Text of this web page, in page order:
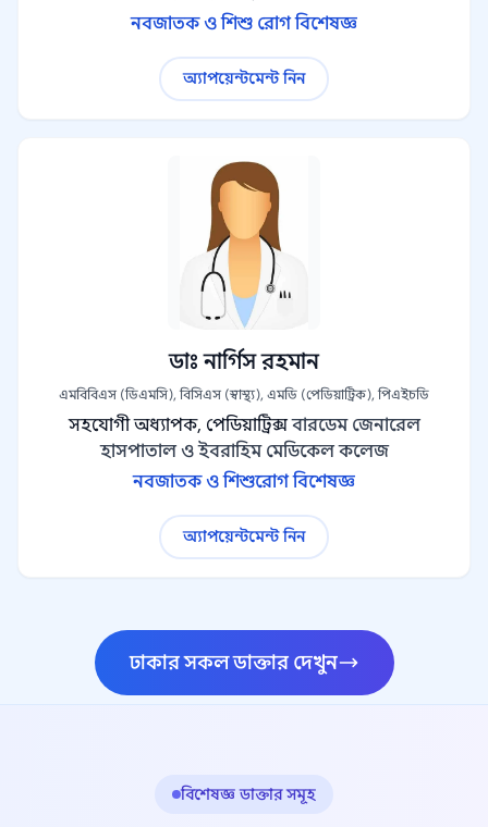
নবজাতক ও শিশু রোগ বিশেষজ্ঞ
অ্যাপয়েন্টমেন্ট নিন
ডাঃ নার্গিস রহমান
এমবিবিএস (ডিএমসি), বিসিএস (স্বাস্থ্য), এমডি (পেডিয়াট্রিক), পিএইচডি
সহযোগী অধ্যাপক, পেডিয়াট্রিক্স বারডেম জেনারেল
হাসপাতাল ও ইবরাহিম মেডিকেল কলেজ
নবজাতক ও শিশুরোগ বিশেষজ্ঞ
অ্যাপয়েন্টমেন্ট নিন
ঢাকার সকল ডাক্তার দেখুন
বিশেষজ্ঞ ডাক্তার সমূহ